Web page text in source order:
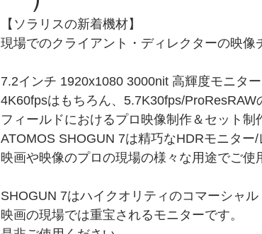
【ソラリスの新着機材】
現場でのクライアント・ディレクターの映像
7.2インチ 1920x1080 3000nit 高輝度モニター
4K60fpsはもちろん、5.7K30fps/ProResRAW
フィールドにおけるプロ映像制作＆セット制
ATOMOS SHOGUN 7は精巧なHDRモニター/
映画や映像のプロの現場の様々な用途でご使
SHOGUN 7はハイクオリティのコマーシャル
映画の現場では重宝されるモニターです。